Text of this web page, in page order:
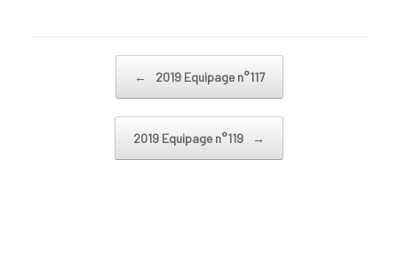
← 2019 Equipage n°117
2019 Equipage n°119 →